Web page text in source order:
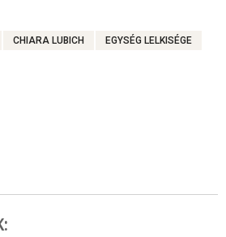
CHIARA LUBICH
EGYSÉG LELKISÉGE